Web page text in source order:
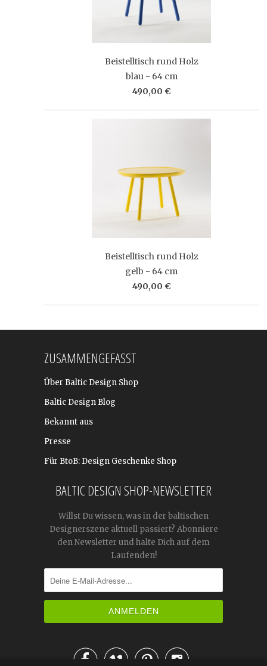
Beistelltisch rund Holz
blau - 64 cm
490,00 €
Beistelltisch rund Holz
gelb - 64 cm
490,00 €
ZUSAMMENGEFASST
Über Baltic Design Shop
Baltic Design Blog
Bekannt aus
Presse
Für BtoB: Design Geschenke Shop
BALTIC DESIGN SHOP-NEWSLETTER
Willst Du wissen, was in der baltischen
Designerszene aktuell passiert? Abonniere
den Newsletter und halte Dich auf dem
Laufenden!